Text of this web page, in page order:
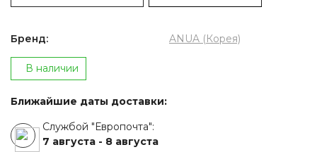
Бренд: ANUA (Корея)
В наличии
Ближайшие даты доставки:
Службой "Европочта":
7 августа - 8 августа